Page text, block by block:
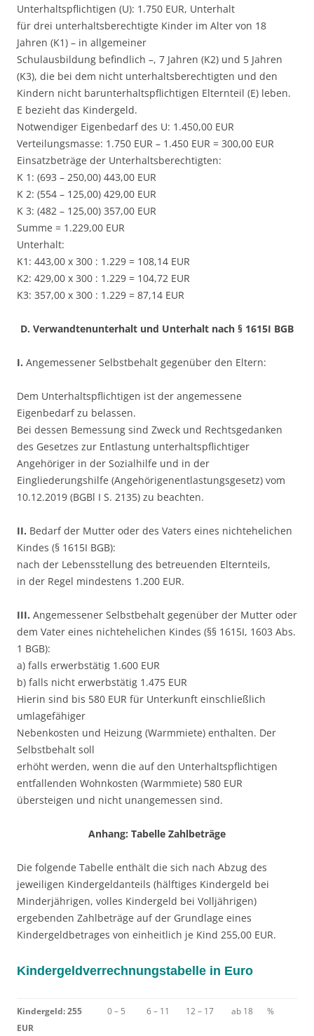
Unterhaltspflichtigen (U): 1.750 EUR, Unterhalt
für drei unterhaltsberechtigte Kinder im Alter von 18
Jahren (K1) – in allgemeiner
Schulausbildung befindlich –, 7 Jahren (K2) und 5 Jahren
(K3), die bei dem nicht unterhaltsberechtigten und den
Kindern nicht barunterhaltspflichtigen Elternteil (E) leben.
E bezieht das Kindergeld.
Notwendiger Eigenbedarf des U: 1.450,00 EUR
Verteilungsmasse: 1.750 EUR – 1.450 EUR = 300,00 EUR
Einsatzbeträge der Unterhaltsberechtigten:
K 1: (693 – 250,00) 443,00 EUR
K 2: (554 – 125,00) 429,00 EUR
K 3: (482 – 125,00) 357,00 EUR
Summe = 1.229,00 EUR
Unterhalt:
K1: 443,00 x 300 : 1.229 = 108,14 EUR
K2: 429,00 x 300 : 1.229 = 104,72 EUR
K3: 357,00 x 300 : 1.229 = 87,14 EUR
D. Verwandtenunterhalt und Unterhalt nach § 1615I BGB
I. Angemessener Selbstbehalt gegenüber den Eltern:
Dem Unterhaltspflichtigen ist der angemessene
Eigenbedarf zu belassen.
Bei dessen Bemessung sind Zweck und Rechtsgedanken
des Gesetzes zur Entlastung unterhaltspflichtiger
Angehöriger in der Sozialhilfe und in der
Eingliederungshilfe (Angehörigenentlastungsgesetz) vom
10.12.2019 (BGBl I S. 2135) zu beachten.
II. Bedarf der Mutter oder des Vaters eines nichtehelichen
Kindes (§ 1615I BGB):
nach der Lebensstellung des betreuenden Elternteils,
in der Regel mindestens 1.200 EUR.
III. Angemessener Selbstbehalt gegenüber der Mutter oder
dem Vater eines nichtehelichen Kindes (§§ 1615I, 1603 Abs.
1 BGB):
a) falls erwerbstätig 1.600 EUR
b) falls nicht erwerbstätig 1.475 EUR
Hierin sind bis 580 EUR für Unterkunft einschließlich
umlagefähiger
Nebenkosten und Heizung (Warmmiete) enthalten. Der
Selbstbehalt soll
erhöht werden, wenn die auf den Unterhaltspflichtigen
entfallenden Wohnkosten (Warmmiete) 580 EUR
übersteigen und nicht unangemessen sind.
Anhang: Tabelle Zahlbeträge
Die folgende Tabelle enthält die sich nach Abzug des
jeweiligen Kindergeldanteils (hälftiges Kindergeld bei
Minderjährigen, volles Kindergeld bei Volljährigen)
ergebenden Zahlbeträge auf der Grundlage eines
Kindergeldbetrages von einheitlich je Kind 255,00 EUR.
Kindergeldverrechnungstabelle in Euro
Kindergeld: 255
EUR
0 – 5 6 – 11 12 – 17 ab 18 %